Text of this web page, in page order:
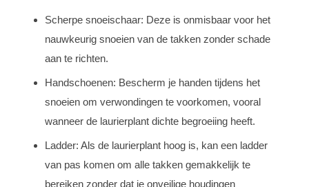
Scherpe snoeischaar: Deze is onmisbaar voor het
nauwkeurig snoeien van de takken zonder schade
aan te richten.
Handschoenen: Bescherm je handen tijdens het
snoeien om verwondingen te voorkomen, vooral
wanneer de laurierplant dichte begroeiing heeft.
Ladder: Als de laurierplant hoog is, kan een ladder
van pas komen om alle takken gemakkelijk te
bereiken zonder dat je onveilige houdingen